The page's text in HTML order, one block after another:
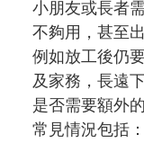
小朋友或長者
不夠用，甚至
例如放工後仍
及家務，長遠
是否需要額外
常見情況包括：